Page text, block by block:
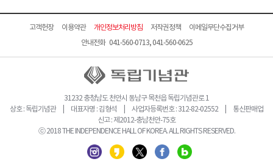
고객헌장 이용약관 개인정보처리방침 저작권정책
이메일무단수집거부
안내전화 041-560-0713, 041-560-0625
31232 충청남도 천안시 동남구 목천읍 독립기념관로 1
상호 : 독립기념관 | 대표자명 : 김형석 | 사업자등록번호 : 312-82-02552 | 통신판매업
신고 : 제2012-충남천안-75호
ⓒ 2018 THE INDEPENDENCE HALL OF KOREA. ALL RIGHTS RESERVED.